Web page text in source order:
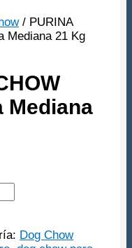
/ PURINA
Mediana 21 Kg
Mediana
Dog Chow